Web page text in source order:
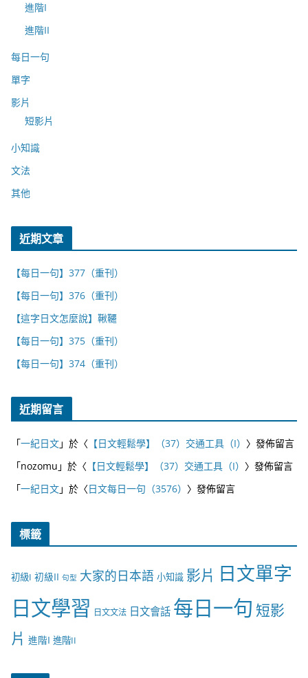
進階I
進階II
每日一句
單字
影片
短影片
小知識
文法
其他
近期文章
【每日一句】377（重刊）
【每日一句】376（重刊）
【這字日文怎麼說】鞦韆
【每日一句】375（重刊）
【每日一句】374（重刊）
近期留言
「一紀日文」於〈 【日文輕鬆學】（37）交通工具（I） 〉發佈留言
「nozomu 」於〈 【日文輕鬆學】（37）交通工具（I） 〉發佈留言
「一紀日文」於〈日文每日一句（3576） 〉發佈留言
標籤
初級I 初級II 句型 大家的日本語 小知識 影片 日文單字
日文學習 日文文法 日文會話 每日一句 短影
片 進階I 進階II